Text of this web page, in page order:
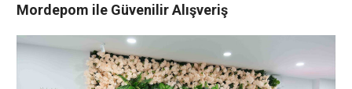
Mordepom ile Güvenilir Alışveriş